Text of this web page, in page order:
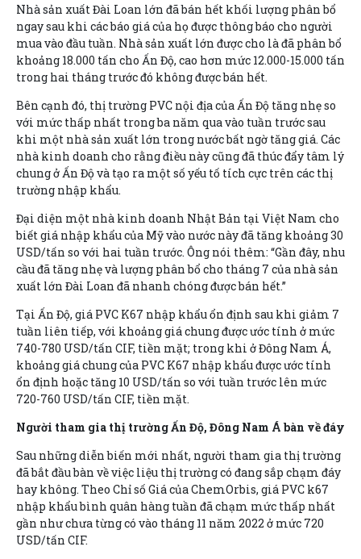
Nhà sản xuất Đài Loan lớn đã bán hết khối lượng phân bổ
ngay sau khi các báo giá của họ được thông báo cho người
mua vào đầu tuần. Nhà sản xuất lớn được cho là đã phân bổ
khoảng 18.000 tấn cho Ấn Độ, cao hơn mức 12.000-15.000 tấn
trong hai tháng trước đó không được bán hết.
Bên cạnh đó, thị trường PVC nội địa của Ấn Độ tăng nhẹ so
với mức thấp nhất trong ba năm qua vào tuần trước sau
khi một nhà sản xuất lớn trong nước bất ngờ tăng giá. Các
nhà kinh doanh cho rằng điều này cũng đã thúc đẩy tâm lý
chung ở Ấn Độ và tạo ra một số yếu tố tích cực trên các thị
trường nhập khẩu.
Đại diện một nhà kinh doanh Nhật Bản tại Việt Nam cho
biết giá nhập khẩu của Mỹ vào nước này đã tăng khoảng 30
USD/tấn so với hai tuần trước. Ông nói thêm: “Gần đây, nhu
cầu đã tăng nhẹ và lượng phân bổ cho tháng 7 của nhà sản
xuất lớn Đài Loan đã nhanh chóng được bán hết.”
Tại Ấn Độ, giá PVC K67 nhập khẩu ổn định sau khi giảm 7
tuần liên tiếp, với khoảng giá chung được ước tính ở mức
740-780 USD/tấn CIF, tiền mặt; trong khi ở Đông Nam Á,
khoảng giá chung của PVC K67 nhập khẩu được ước tính
ổn định hoặc tăng 10 USD/tấn so với tuần trước lên mức
720-760 USD/tấn CIF, tiền mặt.
Người tham gia thị trường Ấn Độ, Đông Nam Á bàn về đáy
Sau những diễn biến mới nhất, người tham gia thị trường
đã bắt đầu bàn về việc liệu thị trường có đang sắp chạm đáy
hay không. Theo Chỉ số Giá của ChemOrbis, giá PVC k67
nhập khẩu bình quân hàng tuần đã chạm mức thấp nhất
gần như chưa từng có vào tháng 11 năm 2022 ở mức 720
USD/tấn CIF.